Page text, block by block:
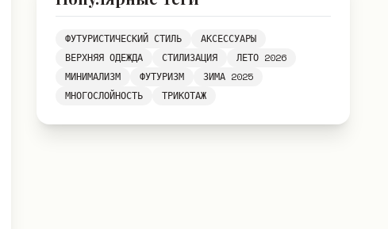
ФУТУРИСТИЧЕСКИЙ СТИЛЬ
АКСЕССУАРЫ
ВЕРХНЯЯ ОДЕЖДА
СТИЛИЗАЦИЯ
ЛЕТО 2026
МИНИМАЛИЗМ
ФУТУРИЗМ
ЗИМА 2025
МНОГОСЛОЙНОСТЬ
ТРИКОТАЖ